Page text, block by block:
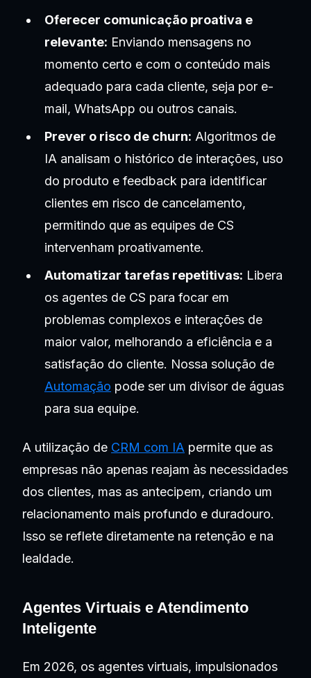
Oferecer comunicação proativa e
relevante: Enviando mensagens no
momento certo e com o conteúdo mais
adequado para cada cliente, seja por e-
mail, WhatsApp ou outros canais.
Prever o risco de churn: Algoritmos de
IA analisam o histórico de interações, uso
do produto e feedback para identificar
clientes em risco de cancelamento,
permitindo que as equipes de CS
intervenham proativamente.
Automatizar tarefas repetitivas: Libera
os agentes de CS para focar em
problemas complexos e interações de
maior valor, melhorando a eficiência e a
satisfação do cliente. Nossa solução de
Automação pode ser um divisor de águas
para sua equipe.
A utilização de CRM com IA permite que as
empresas não apenas reajam às necessidades
dos clientes, mas as antecipem, criando um
relacionamento mais profundo e duradouro.
Isso se reflete diretamente na retenção e na
lealdade.
Agentes Virtuais e Atendimento
Inteligente
Em 2026, os agentes virtuais, impulsionados